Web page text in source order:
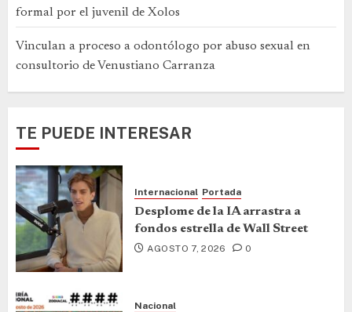
formal por el juvenil de Xolos
Vinculan a proceso a odontólogo por abuso sexual en
consultorio de Venustiano Carranza
TE PUEDE INTERESAR
Internacional Portada
Desplome de la IA arrastra a
fondos estrella de Wall Street
AGOSTO 7, 2026 0
Nacional